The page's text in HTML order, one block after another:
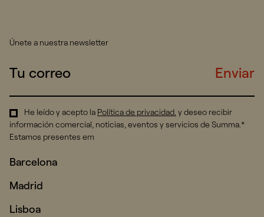
Únete a nuestra newsletter
Enviar
He leído y acepto la Política de privacidad. y deseo recibir
información comercial, noticias, eventos y servicios de Summa.*
Estamos presentes em
Barcelona
Madrid
Lisboa